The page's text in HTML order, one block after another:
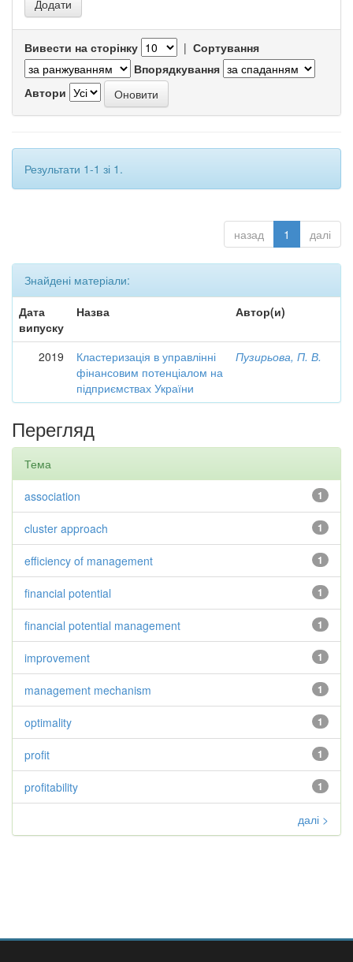
Вивести на сторінку | Сортування
Впорядкування
Автори
Результати 1-1 зі 1.
назад 1 далі
Знайдені матеріали:
Дата
випуску
Назва Автор(и)
2019
Кластеризація в управлінні
фінансовим потенціалом на
підприємствах України
Пузирьова, П. В.
Перегляд
Тема
1
association
1
cluster approach
1
efficiency of management
1
financial potential
1
financial potential management
1
improvement
1
management mechanism
1
optimality
1
profit
1
profitability
далі >